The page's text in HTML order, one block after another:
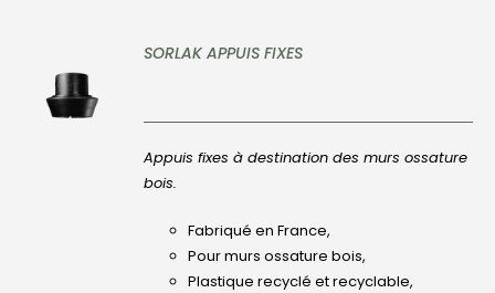
DÉTAILS
SORLAK APPUIS FIXES
Appuis fixes à destination des murs ossature
bois.
Fabriqué en France,
Pour murs ossature bois,
Plastique recyclé et recyclable,